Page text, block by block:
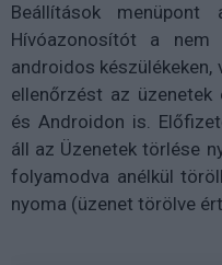
Beállítások
Hívóazonosítót a nem
androidos
ellenőrzést az üzenetek
és Androidon is.
áll az Üzenetek törlése
folyamodva anélkül
nyoma (üzenet törölve